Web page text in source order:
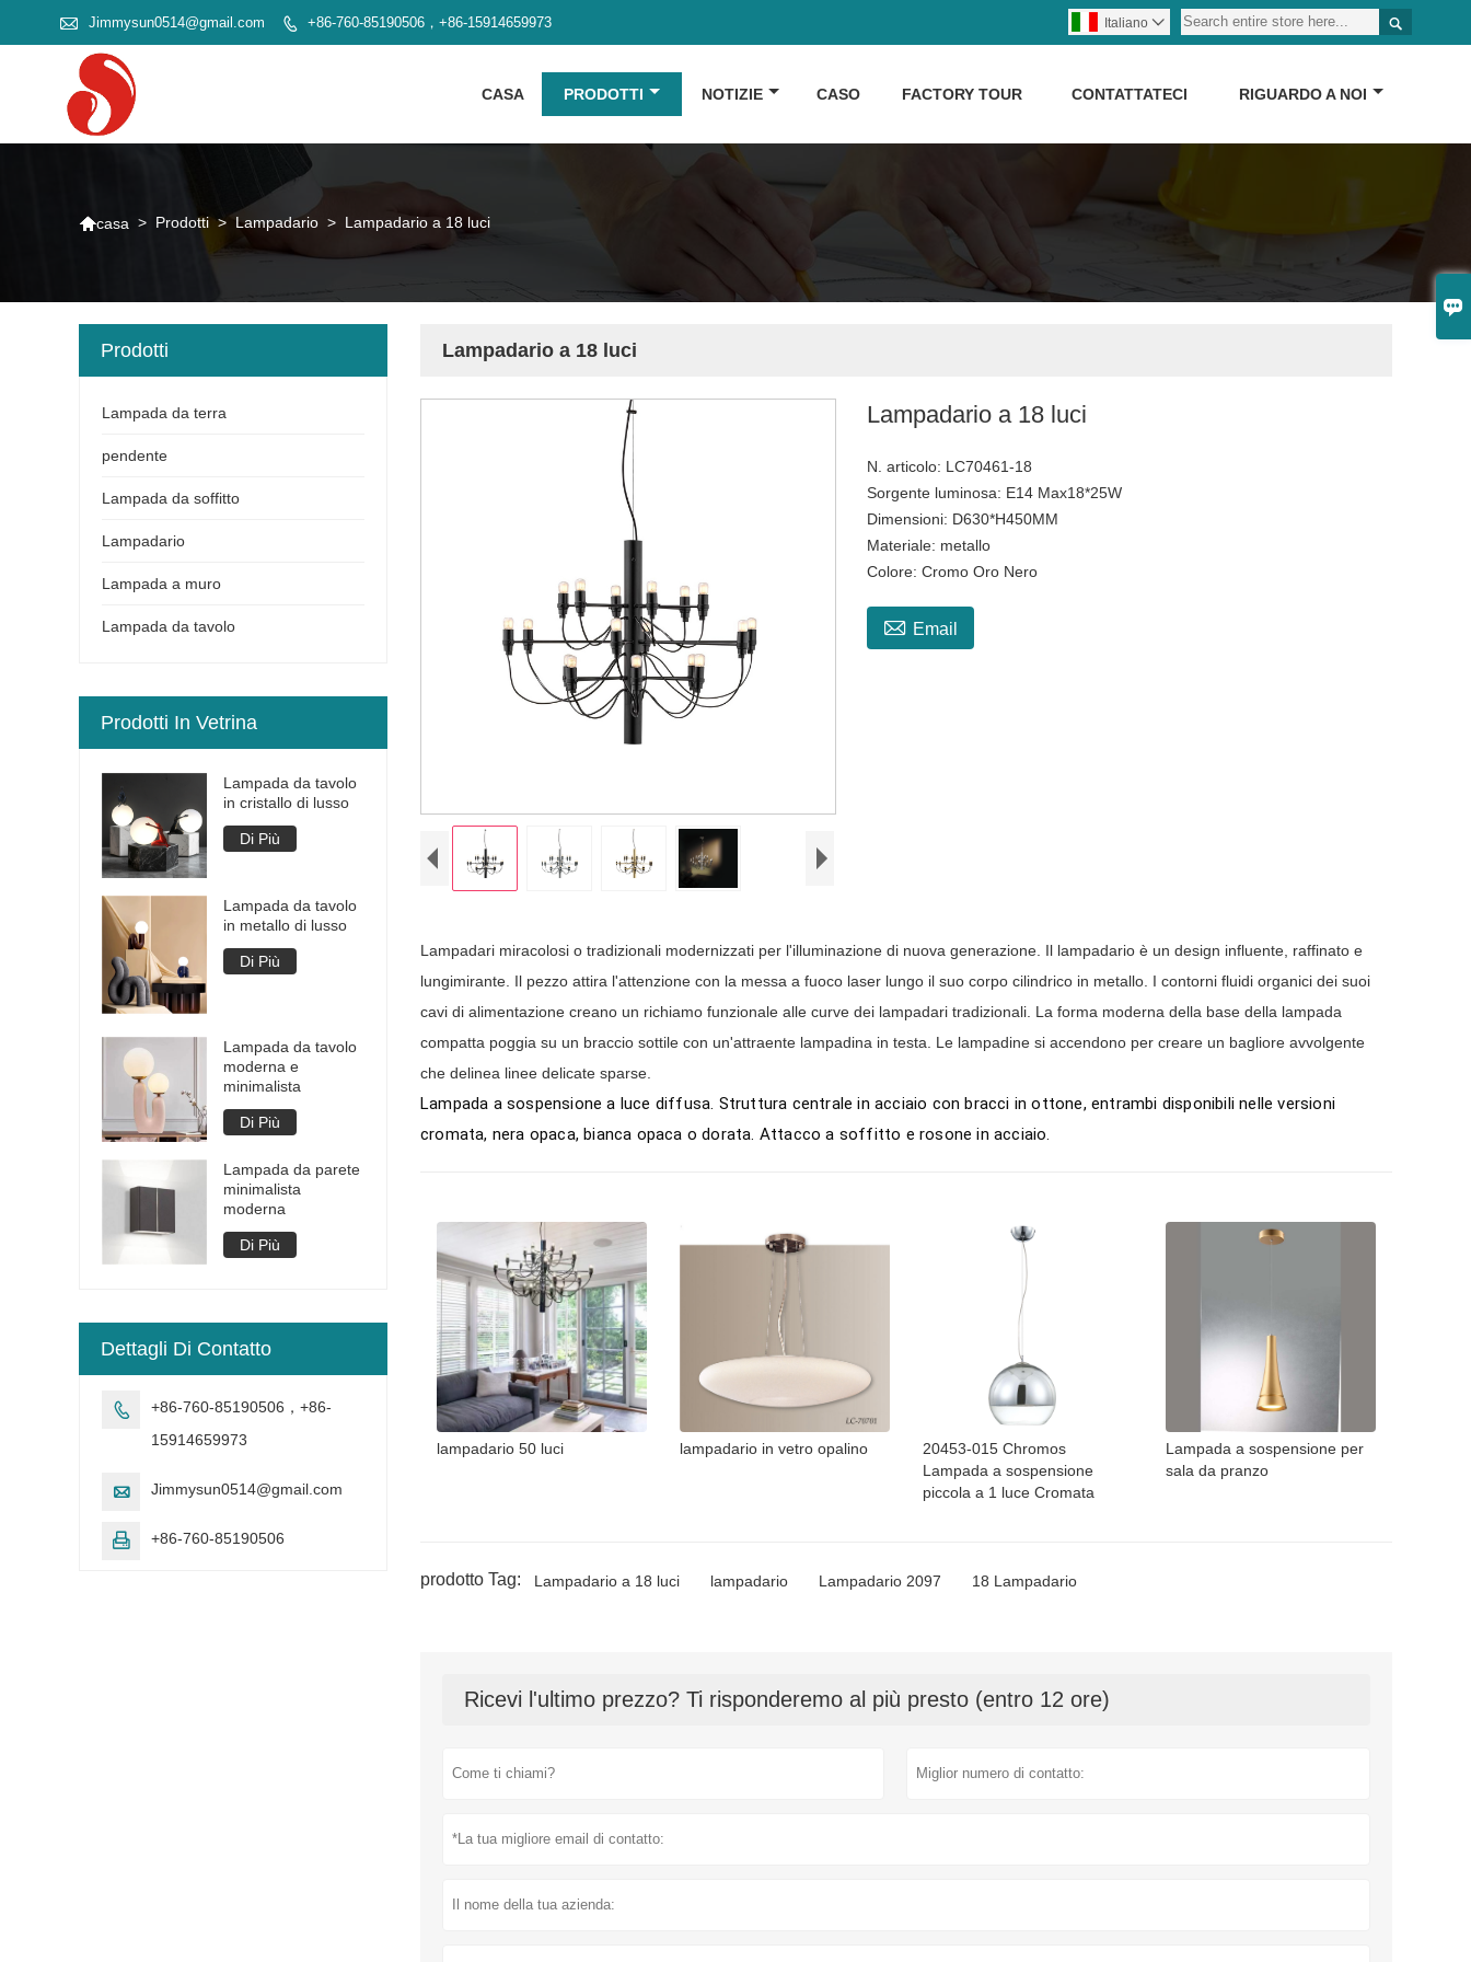

 Jimmysun0514@gmail.com  +86-760-85190506，+86-15914659973 
Italiano 
CASA PRODOTTI NOTIZIE CASO FACTORY TOUR CONTATTATECI RIGUARDO A NOI
casa > Prodotti > Lampadario > Lampadario a 18 luci
Lampadario a 18 luci
Lampadario a 18 luci
N. articolo: LC70461-18
Sorgente luminosa: E14 Max18*25W
Dimensioni: D630*H450MM
Materiale: metallo
Colore: Cromo Oro Nero
 Email
Lampadari miracolosi o tradizionali modernizzati per l'illuminazione di nuova generazione. Il lampadario è un design influente, raffinato e
lungimirante. Il pezzo attira l'attenzione con la messa a fuoco laser lungo il suo corpo cilindrico in metallo. I contorni fluidi organici dei suoi
cavi di alimentazione creano un richiamo funzionale alle curve dei lampadari tradizionali. La forma moderna della base della lampada
compatta poggia su un braccio sottile con un'attraente lampadina in testa. Le lampadine si accendono per creare un bagliore avvolgente
che delinea linee delicate sparse.
Lampada a sospensione a luce diffusa. Struttura centrale in acciaio con bracci in ottone, entrambi disponibili nelle versioni
cromata, nera opaca, bianca opaca o dorata. Attacco a soffitto e rosone in acciaio.
lampadario 50 luci lampadario in vetro opalino
20453-015 Chromos
Lampada a sospensione
piccola a 1 luce Cromata
Lampada a sospensione per
sala da pranzo
prodotto Tag: Lampadario a 18 luci lampadario Lampadario 2097 18 Lampadario
Ricevi l'ultimo prezzo? Ti risponderemo al più presto (entro 12 ore)
Prodotti
Lampada da terra
pendente
Lampada da soffitto
Lampadario
Lampada a muro
Lampada da tavolo
Prodotti In Vetrina
Lampada da tavolo
in cristallo di lusso
Di Più
Lampada da tavolo
in metallo di lusso
Di Più
Lampada da tavolo
moderna e
minimalista
Di Più
Lampada da parete
minimalista
moderna
Di Più
Dettagli Di Contatto

+86-760-85190506，+86-
15914659973
 Jimmysun0514@gmail.com
 +86-760-85190506